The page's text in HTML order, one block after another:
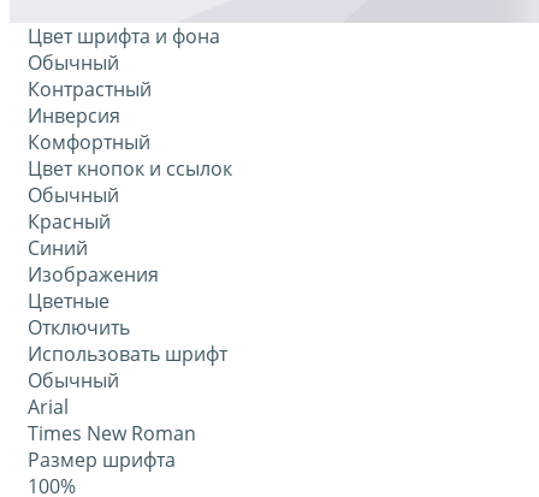
Цвет шрифта и фона
Обычный
Контрастный
Инверсия
Комфортный
Цвет кнопок и ссылок
Обычный
Красный
Синий
Изображения
Цветные
Отключить
Использовать шрифт
Обычный
Arial
Times New Roman
Размер шрифта
100%